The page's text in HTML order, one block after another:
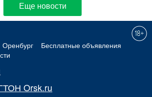
Еще новости
Оренбург
Бесплатные объявления
Orsk.ru